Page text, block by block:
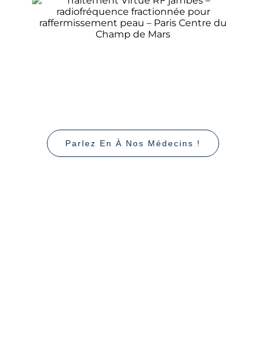
Parlez En À Nos Médecins !